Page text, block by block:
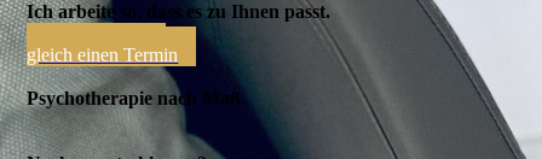
Ich arbeite so, dass es zu Ihnen passt.
Vereinbaren Sie
gleich einen Termin
Psychotherapie nach Maß.